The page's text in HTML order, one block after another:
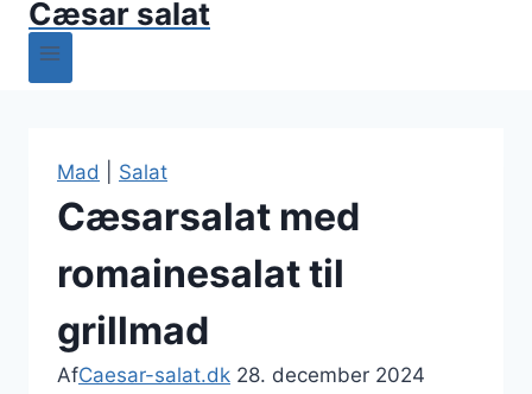
Cæsar salat
Mad Salat
Cæsarsalat med
romainesalat til
grillmad
AfCaesar-salat.dk 28. december 2024